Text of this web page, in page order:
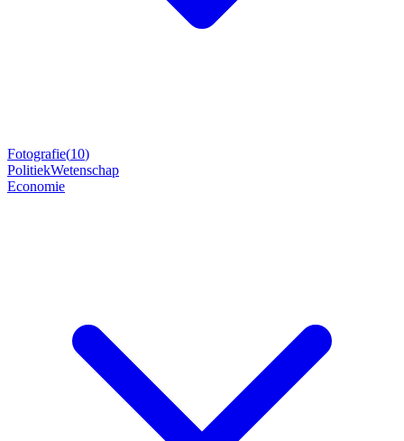
Fotografie(10)
PolitiekWetenschap
Economie